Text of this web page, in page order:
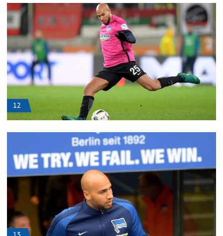
12